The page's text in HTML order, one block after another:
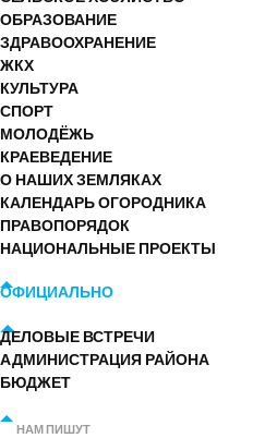
ОБРАЗОВАНИЕ
ЗДРАВООХРАНЕНИЕ
ЖКХ
КУЛЬТУРА
СПОРТ
МОЛОДЁЖЬ
КРАЕВЕДЕНИЕ
О НАШИХ ЗЕМЛЯКАХ
КАЛЕНДАРЬ ОГОРОДНИКА
ПРАВОПОРЯДОК
НАЦИОНАЛЬНЫЕ ПРОЕКТЫ
ОФИЦИАЛЬНО
ДЕЛОВЫЕ ВСТРЕЧИ
АДМИНИСТРАЦИЯ РАЙОНА
БЮДЖЕТ
НАМ ПИШУТ